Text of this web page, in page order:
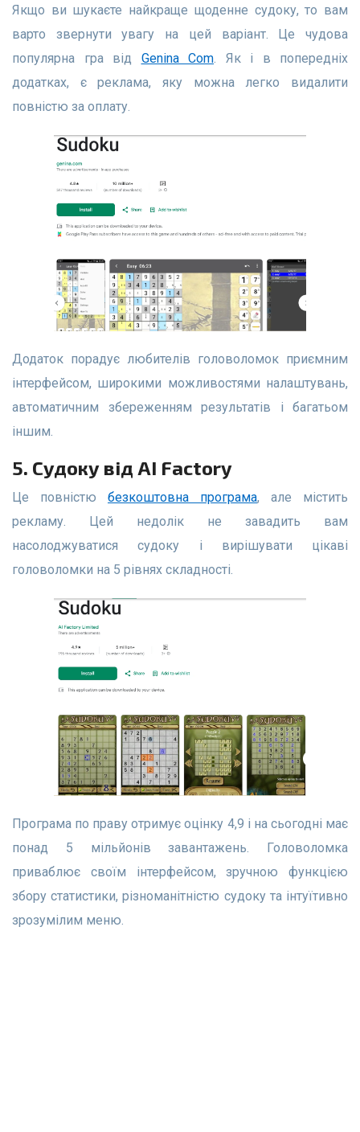
Якщо ви шукаєте найкраще щоденне судоку, то вам
варто звернути увагу на цей варіант. Це чудова
популярна гра від Genina Com. Як і в попередніх
додатках, є реклама, яку можна легко видалити
повністю за оплату.
Додаток порадує любителів головоломок приємним
інтерфейсом, широкими можливостями налаштувань,
автоматичним збереженням результатів і багатьом
іншим.
5. Судоку від AI Factory
Це повністю безкоштовна програма, але містить
рекламу. Цей недолік не завадить вам
насолоджуватися судоку і вирішувати цікаві
головоломки на 5 рівнях складності.
Програма по праву отримує оцінку 4,9 і на сьогодні має
понад 5 мільйонів завантажень. Головоломка
приваблює своїм інтерфейсом, зручною функцією
збору статистики, різноманітністю судоку та інтуїтивно
зрозумілим меню.